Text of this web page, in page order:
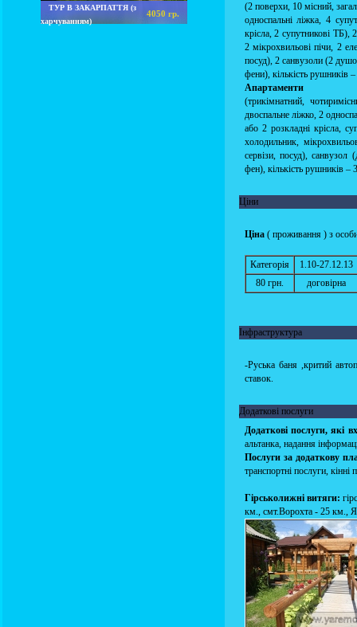
ТУР В ЗАКАРПАТТЯ (з
харчуванням)
4050 гр.
(2 поверхи, 10 місний,
односпальні ліжка, 4
крісла, 2 супутникові ТБ),
2 мікрохвильові пічи, 2
посуд), 2 санвузоли (2
фени), кількість рушників
Апартаменти
(трикімнатний,
двоспальне ліжко, 2
або 2 розкладні крісла,
холодильник,
сервізи, посуд), санвузол
фен), кількість рушників –
Ціни
Ціна( проживання ) з
Категорія
1.10-27.12.13
80 грн.
договірна
Інфраструктура
-Руська баня ,критий
ставок.
Додаткові послуги
Додаткові послуги, які
альтанка, надання
Послуги за додаткову
транспортні послуги,
Гірськолижні витяги:
км., смт.Ворохта - 25 км.,